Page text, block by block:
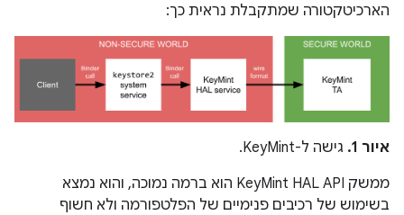
הארכיטקטורה שמתקבלת נראית כך:
איור 1.
גישה ל-KeyMint.
ממשק KeyMint HAL API הוא ברמה נמוכה, והוא נמצא
בשימוש של רכיבים פנימיים של הפלטפורמה ולא חשוף